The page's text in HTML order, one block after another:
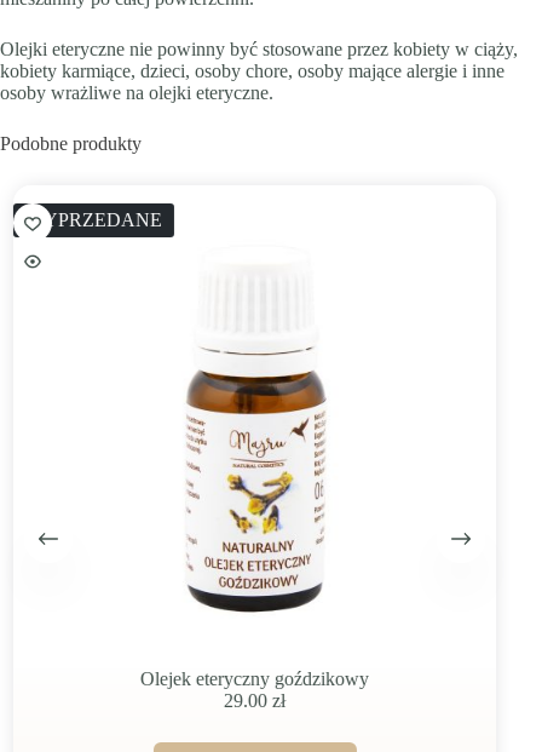
Olejki eteryczne nie powinny być stosowane przez kobiety w ciąży,
kobiety karmiące, dzieci, osoby chore, osoby mające alergie i inne
osoby wrażliwe na olejki eteryczne.
Podobne produkty
WYPRZEDANE
Olejek eteryczny goździkowy
29.00zł